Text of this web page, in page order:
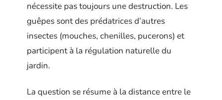
nécessite pas toujours une destruction. Les
guêpes sont des prédatrices d’autres
insectes (mouches, chenilles, pucerons) et
participent à la régulation naturelle du
jardin.
La question se résume à la distance entre le